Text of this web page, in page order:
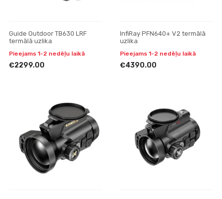
Guide Outdoor TB630 LRF
termālā uzlika
Pieejams 1-2 nedēļu laikā
€2299.00
InfiRay PFN640+ V2 termālā
uzlika
Pieejams 1-2 nedēļu laikā
€4390.00